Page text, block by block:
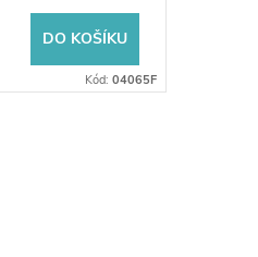
DO KOŠÍKU
Kód: 04065F